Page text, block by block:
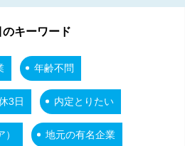
のキーワード
年齢不問
3日 内定とりたい
地元の有名企業